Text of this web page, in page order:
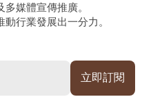
媒體宣傳推廣。
行業發展出一分力。